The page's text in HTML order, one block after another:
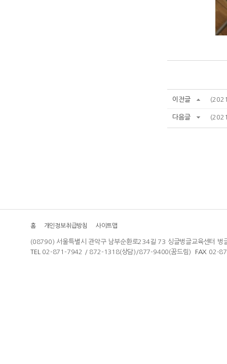
이전글
다음글
홈 개인정보취급방침 사이트맵
(08790) 서울특별시 관악구 남부순환로234길 73 싱글벙글교육센터 벙
TEL
02-871-7942 / 872-1318(상담)/877-9400(꿈드림) FAX 02-